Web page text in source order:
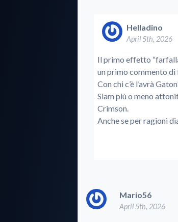
Helladino
April 5th, 2026
Il primo effetto
un primo commento
Con chi c’è l’avrà
Siam più o meno
Crimson.
Anche se per ragioni
Mario56
April 5th, 2026